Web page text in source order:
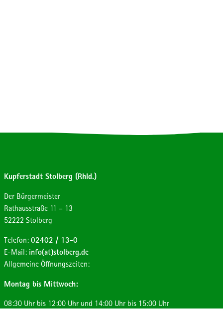
Kupferstadt Stolberg (Rhld.)
Der Bürgermeister
Strasse:
Rathausstraße Hausnummer:
11 – 13
Postleitzahl:
52222 Ort:
Stolberg
Telefon: 02402 / 13-0
E-Mail: info(at)stolberg.de
Allgemeine Öffnungszeiten:
Montag bis Mittwoch:
08:30 Uhr bis 12:00 Uhr und 14:00 Uhr bis 15:00 Uhr